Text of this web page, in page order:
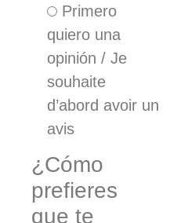
Primero
quiero una
opinión / Je
souhaite
d’abord avoir un
avis
¿Cómo
prefieres
que te